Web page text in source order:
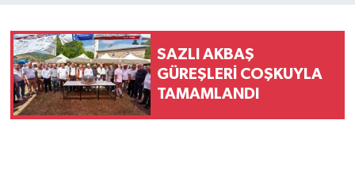
SAZLI AKBAŞ
GÜREŞLERİ COŞKUYLA
TAMAMLANDI